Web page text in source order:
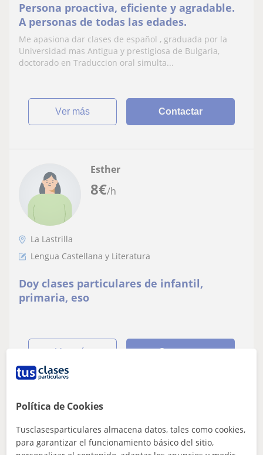
Persona proactiva, eficiente y agradable.
A personas de todas las edades.
Me apasiona dar clases de español , graduada por la
Universidad mas Antigua y prestigiosa de Bulgaria,
doctorado en Traduccion oral simulta...
ver más Contactar
8€/h
Esther
La Lastrilla
Lengua Castellana y Literatura
Doy clases particulares de infantil,
primaria, eso
ver más Contactar
20€/h 1ª clase gratis
Clauss
Política de Cookies
Tusclasesparticulares almacena datos, tales como cookies,
para garantizar el funcionamiento básico del sitio,